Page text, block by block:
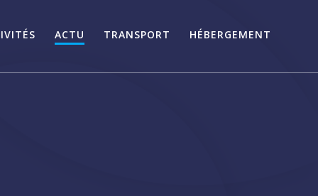
ACTU TRANSPORT HÉBERGEMENT